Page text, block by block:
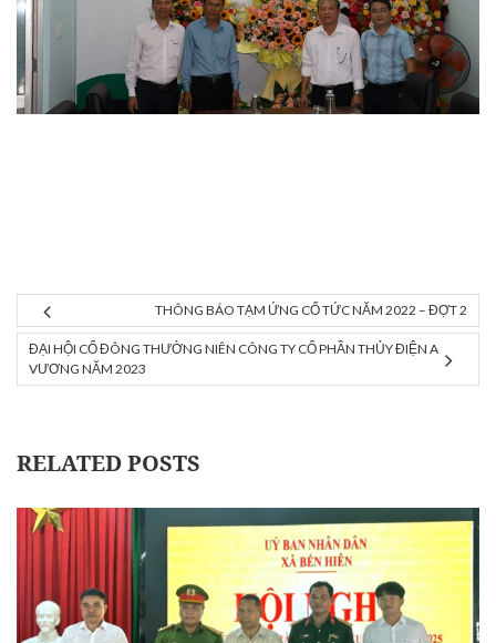
THÔNG BÁO TẠM ỨNG CỔ TỨC NĂM 2022 – ĐỢT 2
ĐẠI HỘI CỔ ĐÔNG THƯỜNG NIÊN CÔNG TY CỔ PHẦN THỦY ĐIỆN A
VƯƠNG NĂM 2023
RELATED POSTS